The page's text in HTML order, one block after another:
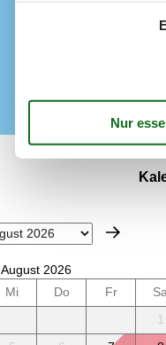
August 2026
Mi Do Fr Sa
1